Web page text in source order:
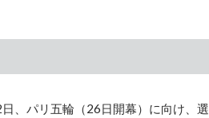
、パリ五輪（26日開幕）に向け、